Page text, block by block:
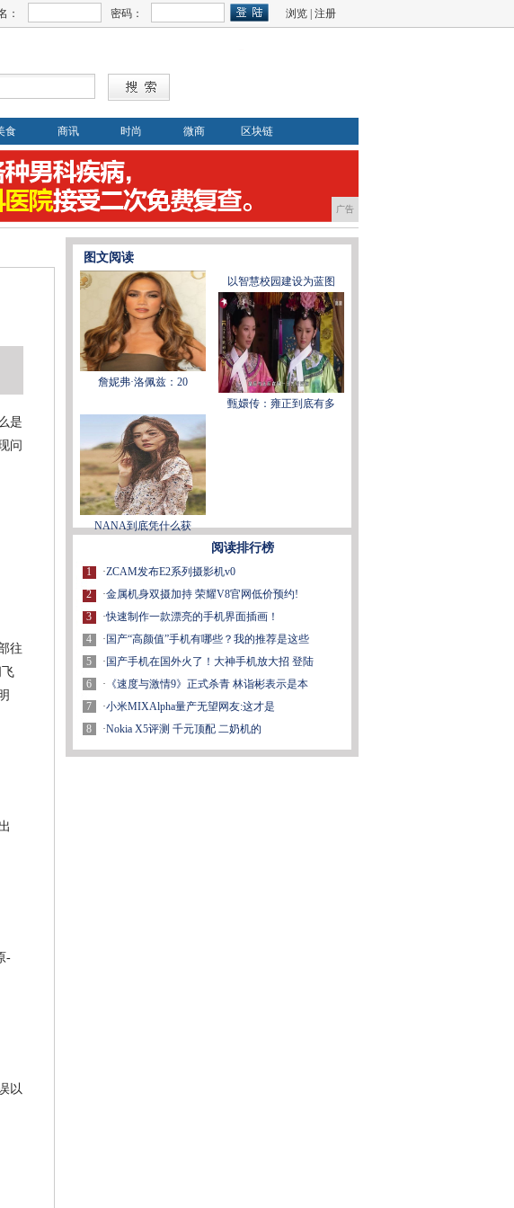
： 密码： 浏览 注册
食 商讯 时尚 微商 区块链
广告
是
问
往
-
以
图文阅读
詹妮弗·洛佩兹：20
以智慧校园建设为蓝图
甄嬛传：雍正到底有多
NANA到底凭什么获
阅读排行榜
1
2
3
4
5
6
7
8
·ZCAM发布E2系列摄影机v0
·金属机身双摄加持 荣耀V8官网低价预约!
·快速制作一款漂亮的手机界面插画！
· 国产“高颜值”手机有哪些？我的推荐是这些
· 国产手机在国外火了！大神手机放大招 登陆
· 《速度与激情9》正式杀青 林诣彬表示是本
·小米MIXAlpha量产无望网友:这才是
·Nokia X5评测 千元顶配 二奶机的